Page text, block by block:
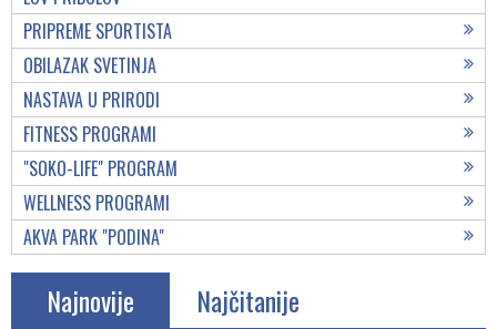
PRIPREME SPORTISTA
OBILAZAK SVETINJA
NASTAVA U PRIRODI
FITNESS PROGRAMI
"SOKO-LIFE" PROGRAM
WELLNESS PROGRAMI
AKVA PARK "PODINA"
Najnovije Najčitanije